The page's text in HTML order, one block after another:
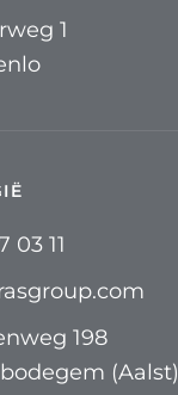
1
03 11
198
(Aalst)